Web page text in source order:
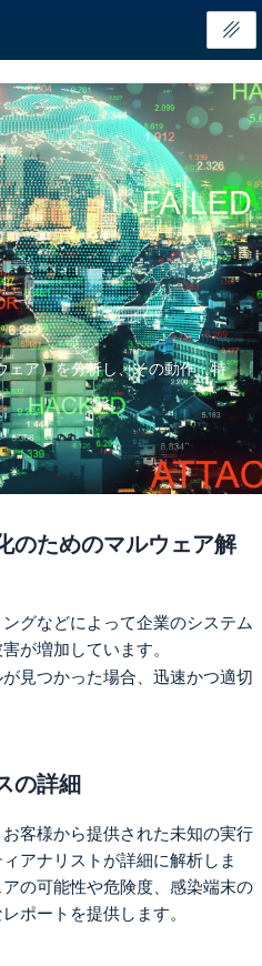
ェア）を分析し、その動作、特
のためのマルウェア解
グなどによって企業のシステム
が増加しています。
が見つかった場合、迅速かつ適切
の詳細
客様から提供された未知の実行
アナリスト が詳細に解析しま
の可能性や危険度、 感染端末の
ポートを提供します。